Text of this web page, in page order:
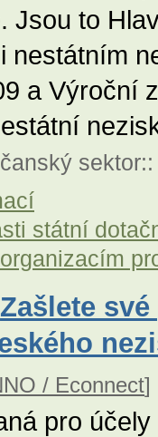
Jsou to
nestátním
a Výroční
sektor::
státní
Zašlete
/ Econnect]
pro